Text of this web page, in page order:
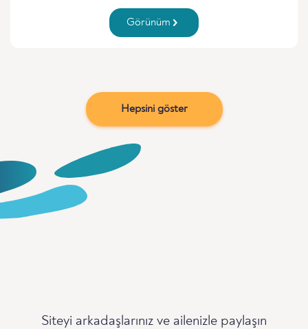
Görünüm
Hepsini göster
Siteyi arkadaşlarınız ve ailenizle paylaşın